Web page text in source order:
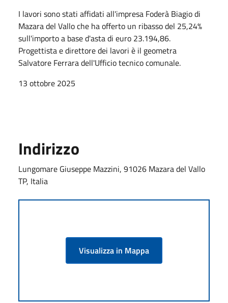
I lavori sono stati affidati all'impresa Foderà Biagio di
Mazara del Vallo che ha offerto un ribasso del 25,24%
sull'importo a base d'asta di euro 23.194,86.
Progettista e direttore dei lavori è il geometra
Salvatore Ferrara dell'Ufficio tecnico comunale.
13 ottobre 2025
Indirizzo
Lungomare Giuseppe Mazzini, 91026 Mazara del Vallo
TP, Italia
Visualizza in Mappa